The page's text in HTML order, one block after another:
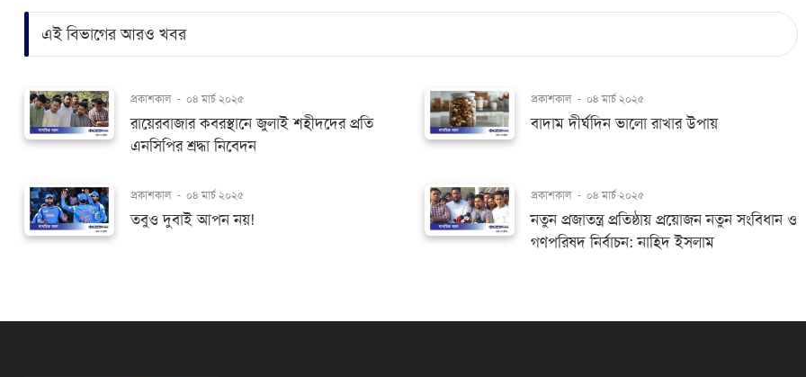
এই বিভাগের আরও খবর
প্রকাশকাল - ০৪ মার্চ ২০২৫
রায়েরবাজার কবরস্থানে জুলাই শহীদদের প্রতি
এনসিপির শ্রদ্ধা নিবেদন
প্রকাশকাল - ০৪ মার্চ ২০২৫
বাদাম দীর্ঘদিন ভালো রাখার উপায়
প্রকাশকাল - ০৪ মার্চ ২০২৫
তবুও দুবাই আপন নয়!
প্রকাশকাল - ০৪ মার্চ ২০২৫
নতুন প্রজাতন্ত্র প্রতিষ্ঠায় প্রয়োজন নতুন সংবিধান ও
গণপরিষদ নির্বাচন: নাহিদ ইসলাম